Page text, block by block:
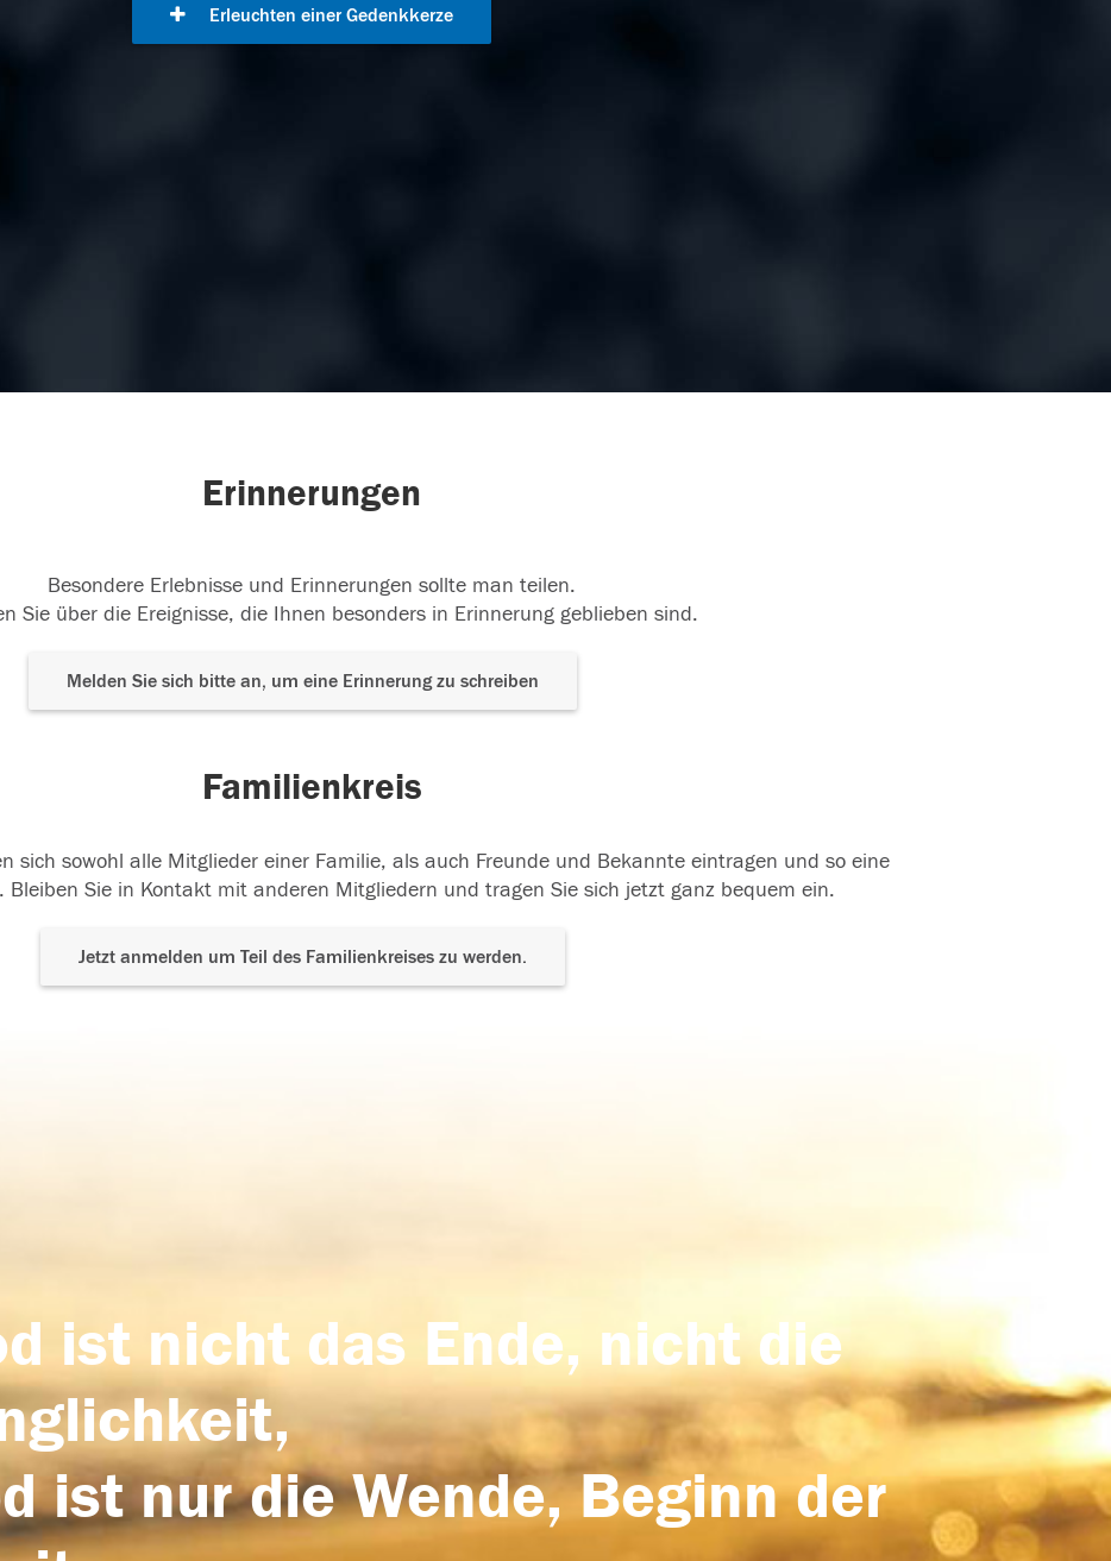
Erleuchten einer Gedenkkerze
Erinnerungen
Besondere Erlebnisse und Erinnerungen sollte man teilen.
Sie über die Ereignisse, die Ihnen besonders in Erinnerung geblieben sind.
Melden Sie sich bitte an, um eine Erinnerung zu schreiben
Familienkreis
sich sowohl alle Mitglieder einer Familie, als auch Freunde und Bekannte eintragen und so eine
Bleiben Sie in Kontakt mit anderen Mitgliedern und tragen Sie sich jetzt ganz bequem ein.
Jetzt anmelden um Teil des Familienkreises zu werden.
ist nicht das Ende, nicht die
ist nur die Wende, Beginn der